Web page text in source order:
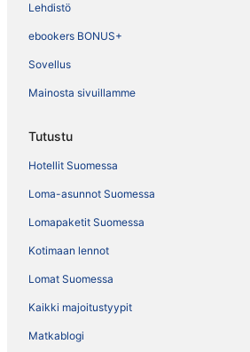
Lehdistö
ebookers BONUS+
Sovellus
Mainosta sivuillamme
Tutustu
Hotellit Suomessa
Loma-asunnot Suomessa
Lomapaketit Suomessa
Kotimaan lennot
Lomat Suomessa
Kaikki majoitustyypit
Matkablogi